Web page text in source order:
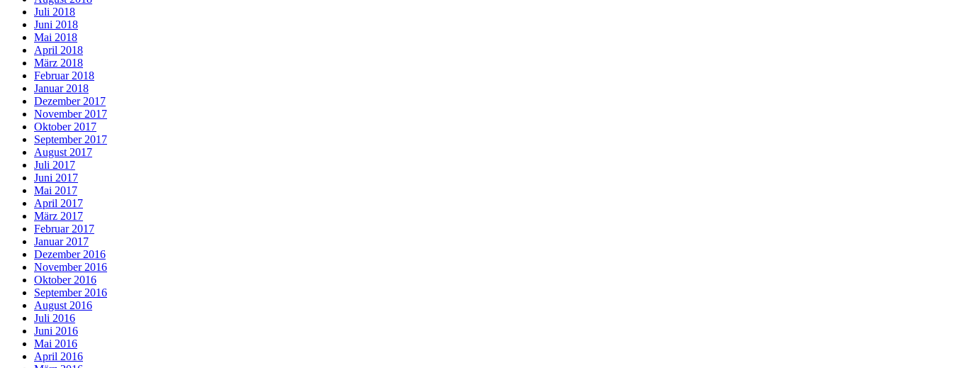
Juli 2018
Juni 2018
Mai 2018
April 2018
März 2018
Februar 2018
Januar 2018
Dezember 2017
November 2017
Oktober 2017
September 2017
August 2017
Juli 2017
Juni 2017
Mai 2017
April 2017
März 2017
Februar 2017
Januar 2017
Dezember 2016
November 2016
Oktober 2016
September 2016
August 2016
Juli 2016
Juni 2016
Mai 2016
April 2016